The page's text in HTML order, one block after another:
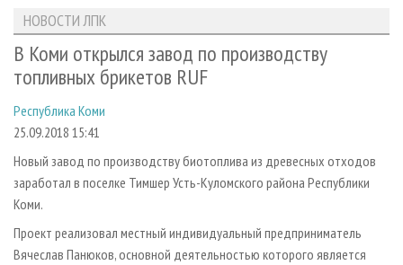
ЛЕСОЗАГОТОВКА
ЛЕСОПИЛЕНИЕ
СУШКА ДРЕВЕСИНЫ
ПРОИЗВОДСТВО ДРЕВЕСНЫХ ПЛИТ
ДЕРЕВЯННОЕ ДОМОСТРОЕНИЕ
БИОЭНЕРГЕТИКА
НОВОСТИ ЛПК
НОВОСТИ ЖУРНАЛА
ПРОЕКТЫ ЛПИ
АНАЛИТИКА
ПРЕДПРИЯТИЯ ЛПК
ПЕРСОНЫ
МОБИЛЬНЫЕ ВЫСТАВКИ
ОФИЦИАЛЬНЫЕ ДЕЛЕГАЦИИ
RUSSIAN FORESTRY REVIEW
АРХИВ
АРХИВ ЖУРНАЛОВ
СТАТЬИ
О ЖУРНАЛЕ
ПОДПИСКА
КОНТАКТЫ
РЕКЛАМОДАТЕЛЯМ
РЕКЛАМА
РЕКЛАМА НА САЙТЕ
НОВОСТИ ЛПК
В Коми открылся завод по производству
топливных брикетов RUF
Республика Коми
25.09.2018 15:41
Новый завод по производству биотоплива из древесных отходов
заработал в поселке Тимшер Усть-Куломского района Республики
Коми.
Проект реализовал местный индивидуальный предприниматель
Вячеслав Панюков, основной деятельностью которого является